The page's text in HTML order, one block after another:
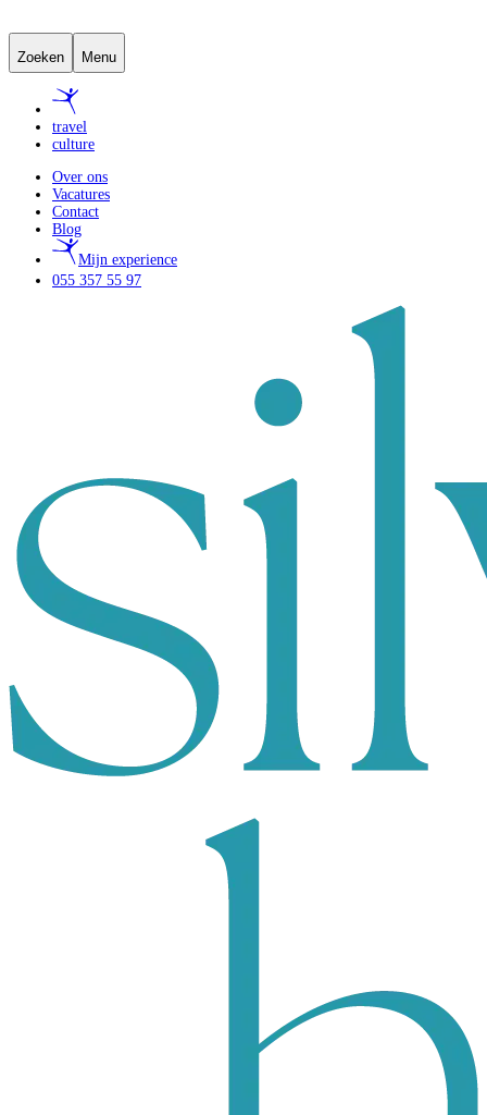
Zoeken Menu
travel
culture
Over ons
Vacatures
Contact
Blog
Mijn experience
055 357 55 97